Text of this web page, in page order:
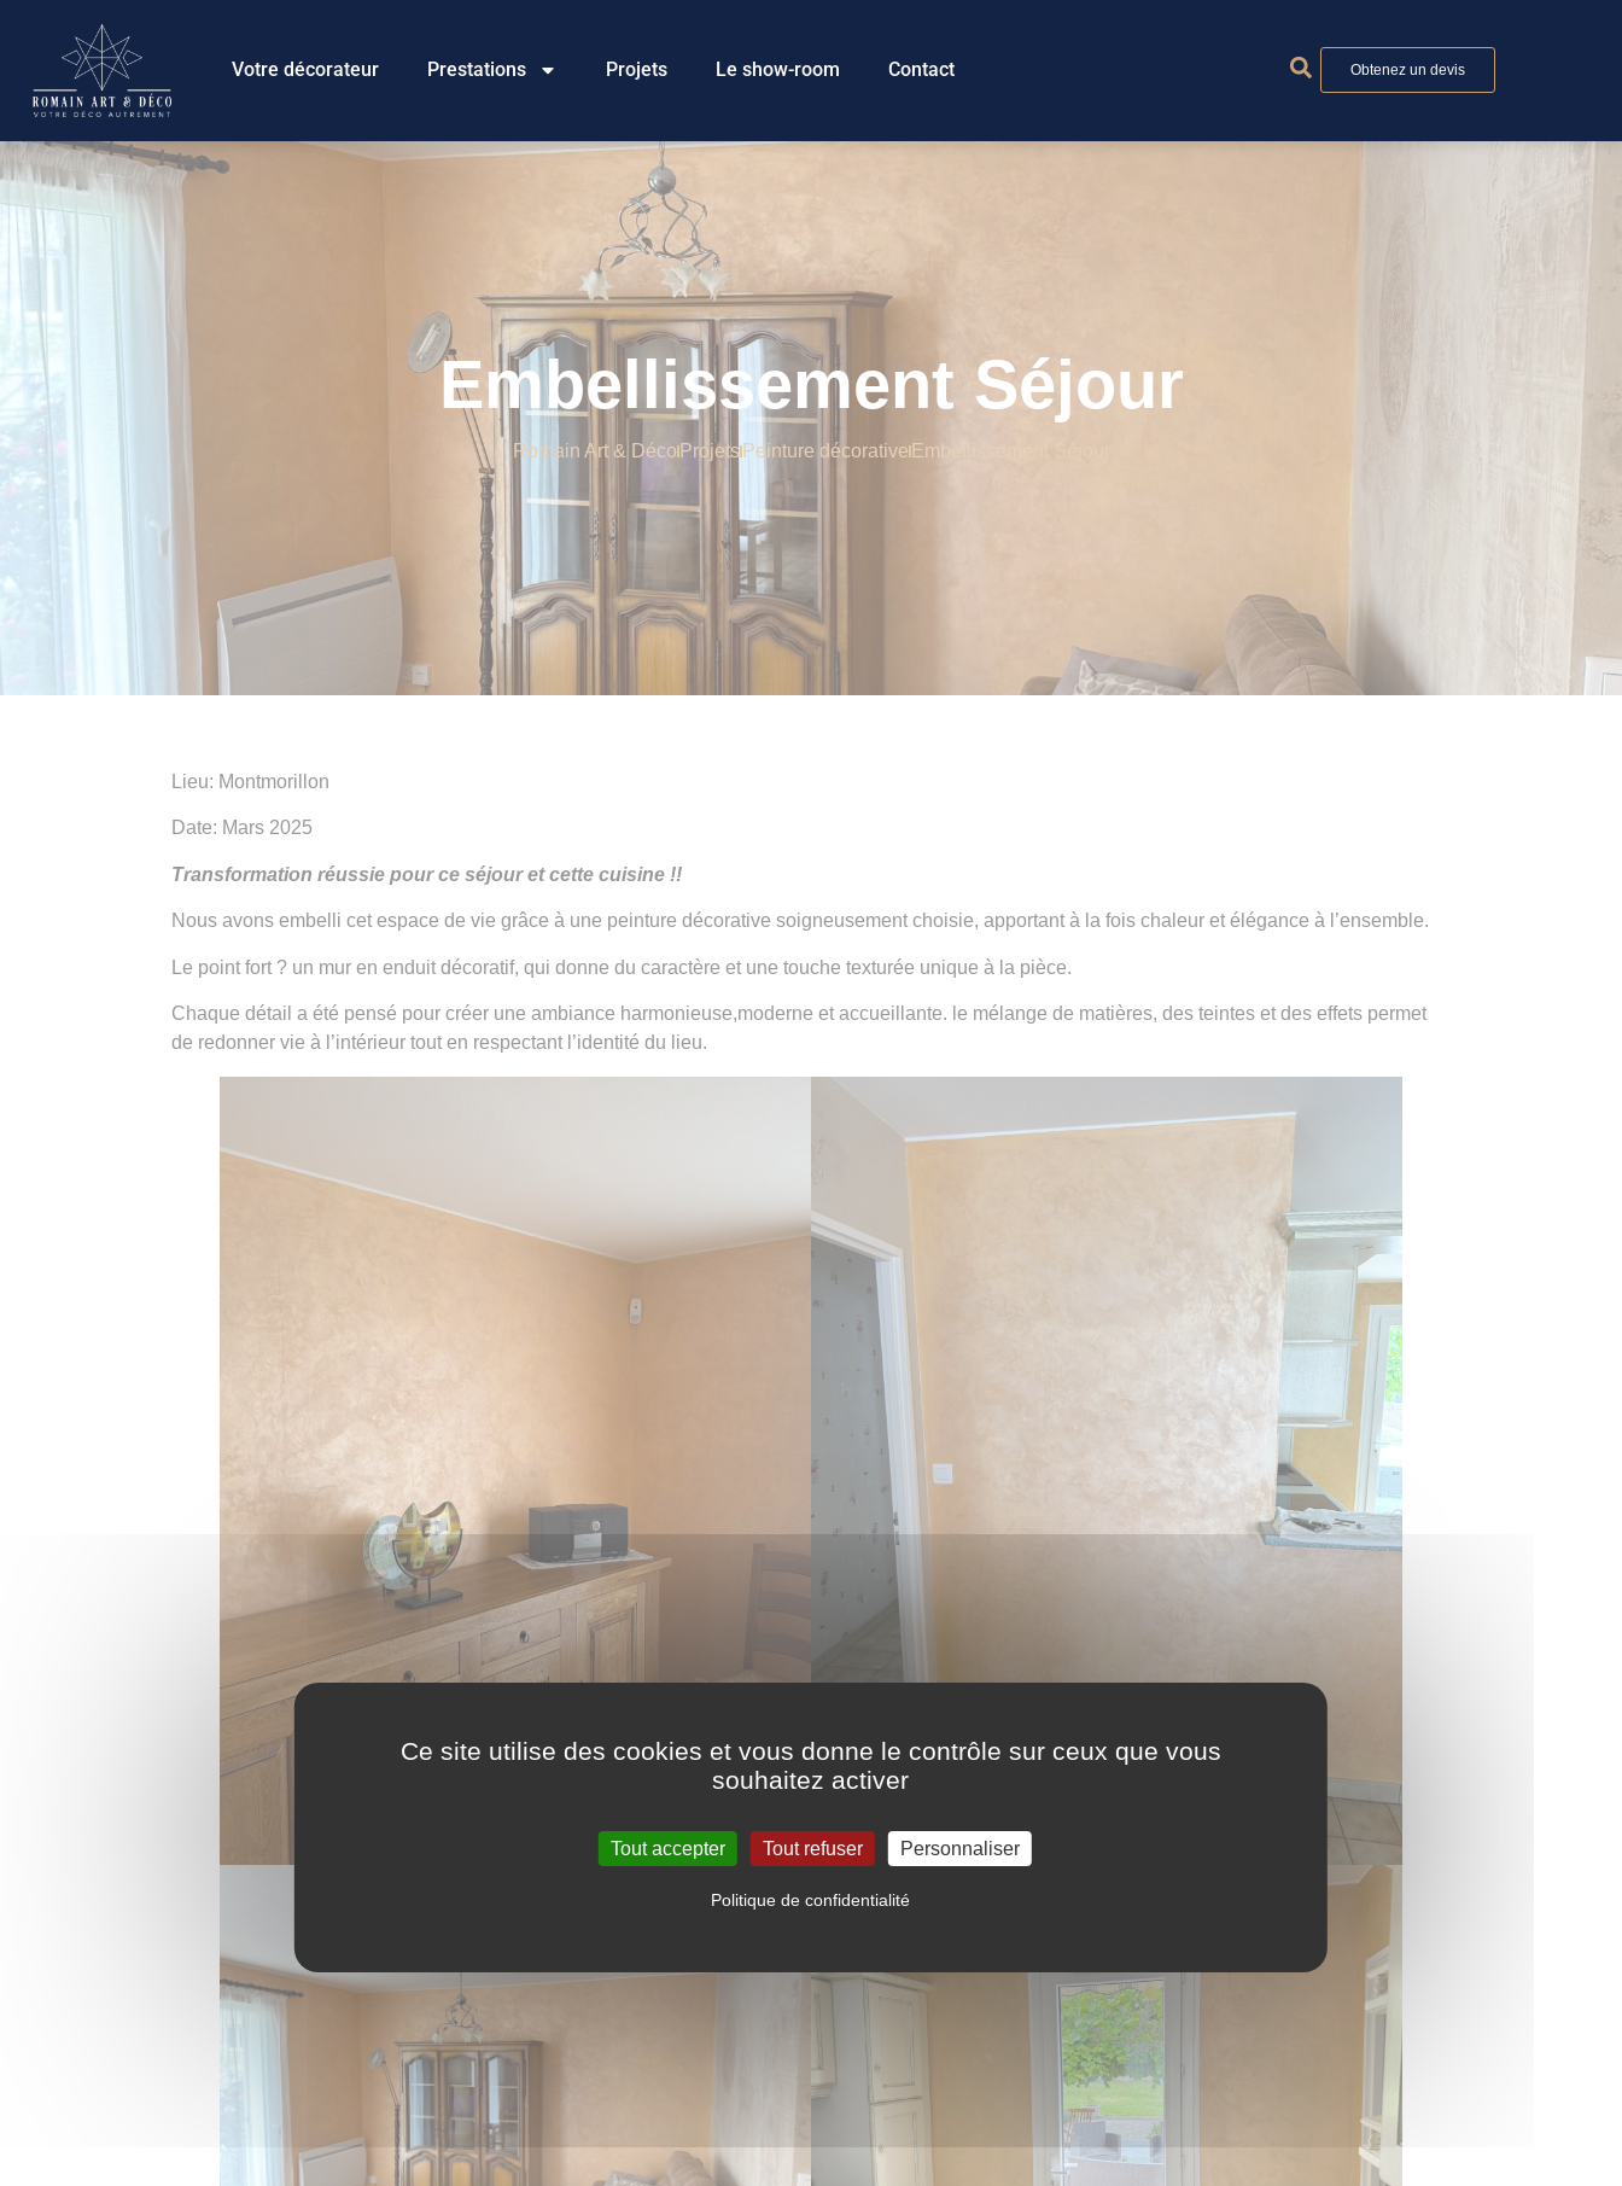
Votre décorateur Prestations Projets Le show-room Contact Obtenez un devis
Embellissement Séjour
Romain Art & DécoProjetsPeinture décorativeEmbellissement Séjour
Lieu: Montmorillon
Date: Mars 2025
Transformation réussie pour ce séjour et cette cuisine !!
Nous avons embelli cet espace de vie grâce à une peinture décorative soigneusement choisie, apportant à la fois chaleur et élégance à l’ensemble.
Le point fort ? un mur en enduit décoratif, qui donne du caractère et une touche texturée unique à la pièce.
Chaque détail a été pensé pour créer une ambiance harmonieuse,moderne et accueillante. le mélange de matières, des teintes et des effets permet
de redonner vie à l’intérieur tout en respectant l’identité du lieu.
Ce site utilise des cookies et vous donne le contrôle sur ceux que vous
souhaitez activer
Tout accepter Tout refuser Personnaliser
Politique de confidentialité